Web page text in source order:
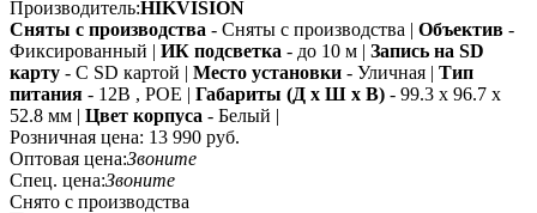
Производитель:HIKVISION
Сняты с производства - Сняты с производства | Объектив -
Фиксированный | ИК подсветка - до 10 м | Запись на SD
карту - С SD картой | Место установки - Уличная | Тип
питания - 12В , POE | Габариты (Д х Ш х В) - 99.3 x 96.7 x
52.8 мм | Цвет корпуса - Белый |
Розничная цена: 13 990 руб.
Оптовая цена:Звоните
Спец. цена:Звоните
Снято с производства